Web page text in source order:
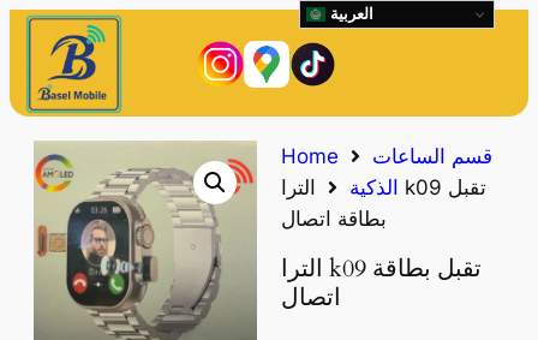
Home
قسم الساعات
الذكية
الترا k09 تقبل
بطاقة اتصال
الترا k09 تقبل بطاقة
اتصال
العربية